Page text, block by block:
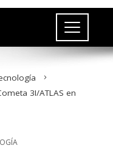
3I/ATLAS en